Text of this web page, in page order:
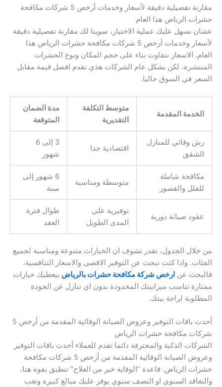
مقارنة تفصيلية دقيقة لأسعار وخدمات أرخص 5 شركات مكافحة
حشرات الرياض هذا العام
عشان نسهل عليك عملية الاختيار، سوينا لك مقارنة تفصيلية دقيقة
لأسعار وخدمات أرخص 5 شركات مكافحة حشرات الرياض هذا
العام. الاسعار تتفاوت بناء على حجم المكان ونوع الحشرات
المنتشرة، لكن بشكل عام الشركات هذي تقدم افضل قيمة مقابل
السعر في السوق حاليا.
الخدمة المقدمة
متوسط التكلفة
التقديرية
مدة الضمان
المتوقعة
رش وقائي للمنازل
الشقق
اقتصادية جدا
3 إلى 6
شهور
مكافحة شاملة
للفلل والقصور
متوسطة ومناسبة
6 شهور إلى
سنة
عقود صيانة دورية
توفيرية على
المدى الطويل
طوال فترة
العقد
من خلال الجدول، تقدر تشوف ان الخيارات متنوعة ومناسبة لجميع
الفئات. واذا كنت تبحث عن التوفير الاقصى والاسعار التنافسية،
فالبحث عن ارخص شركة مكافحة حشرات بالرياض بيعطيك خيارات
ممتازة تناسب ميزانيتك المحدودة بدون اي تنازل عن الجودة
المطلوبة لراحة بيتك.
أحدث باقات التوفير وعروض الصيانة الوقائية المقدمة من أرخص 5
شركات مكافحة حشرات الرياض
الشركات الذكية والمحترفة دائما تقدم للعملاء أحدث باقات التوفير
وعروض الصيانة الوقائية المقدمة من أرخص 5 شركات مكافحة
حشرات الرياض. قاعدة “الوقاية خير من العلاج” تنطبق بقوة هنا،
والتعاقد السنوي او النصف سنوي يوفر عليك مبالغ كبيرة وتعب